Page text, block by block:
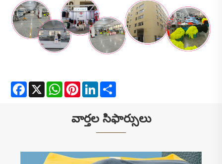
Facebook
X WhatsApp
PinterestLinkedIn
వార్తల సిఫార్సులు